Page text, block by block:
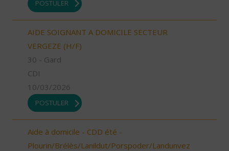
POSTULER
AIDE SOIGNANT A DOMICILE SECTEUR
VERGEZE (H/F)
30 - Gard
CDI
10/03/2026
POSTULER
Aide à domicile - CDD été -
Plourin/Brélès/Lanildut/Porspoder/Landunvez